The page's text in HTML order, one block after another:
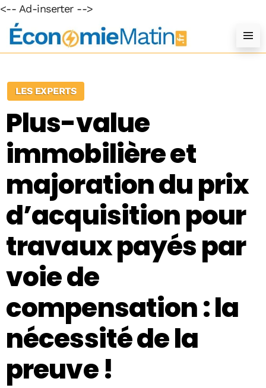
<-- Ad-inserter -->
LES EXPERTS
Plus-value
immobilière et
majoration du prix
d’acquisition pour
travaux payés par
voie de
compensation : la
nécessité de la
preuve !